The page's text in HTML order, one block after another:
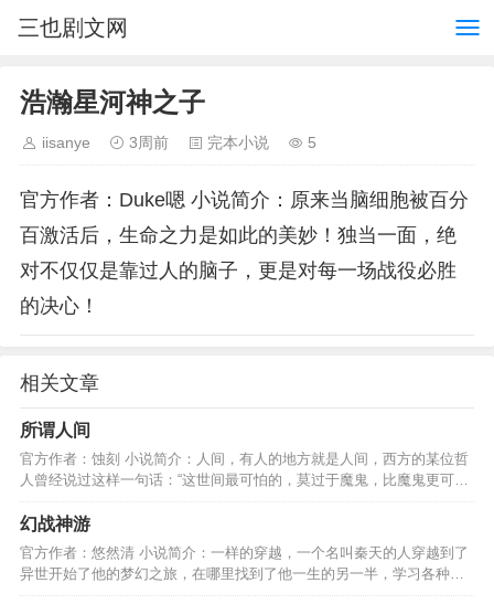
三也剧文网
浩瀚星河神之子
iisanye 3周前 完本小说 5
官方作者：Duke嗯 小说简介：原来当脑细胞被百分
百激活后，生命之力是如此的美妙！独当一面，绝
对不仅仅是靠过人的脑子，更是对每一场战役必胜
的决心！
相关文章
所谓人间
官方作者：蚀刻 小说简介：人间，有人的地方就是人间，西方的某位哲
人曾经说过这样一句话：“这世间最可怕的，莫过于魔鬼，比魔鬼更可怕
的，莫过于人心。”…
幻战神游
官方作者：悠然清 小说简介：一样的穿越，一个名叫秦天的人穿越到了
异世开始了他的梦幻之旅，在哪里找到了他一生的另一半，学习各种技
能，逍遥游天下！！！…